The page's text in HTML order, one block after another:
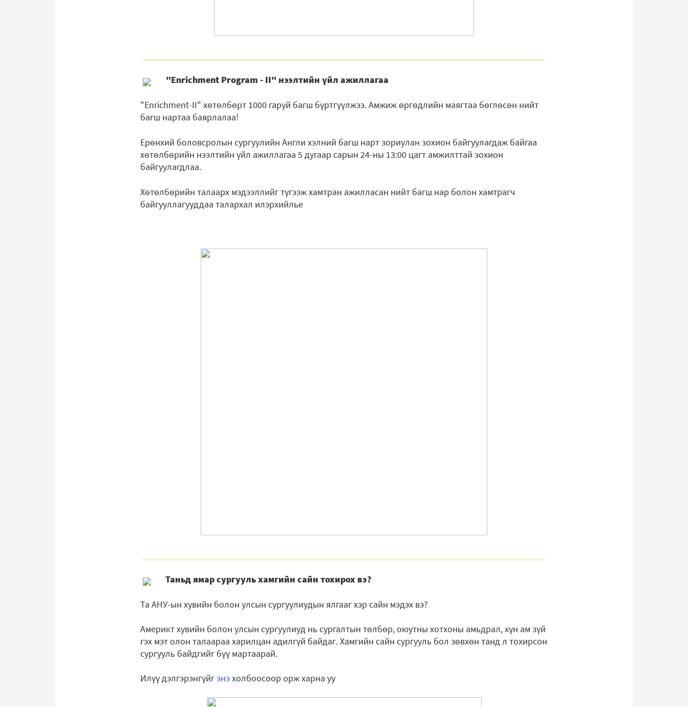
"Enrichment Program - II" нээлтийн үйл ажиллагаа
"Enrichment-II" хөтөлбөрт 1000 гаруй багш бүртгүүлжээ. Амжиж өргөдлийн маягтаа бөглөсөн нийт
багш нартаа баярлалаа!
Ерөнхий боловсролын сургуулийн Англи хэлний багш нарт зориулан зохион байгуулагдаж байгаа
хөтөлбөрийн нээлтийн үйл ажиллагаа 5 дугаар сарын 24-ны 13:00 цагт амжилттай зохион
байгуулагдлаа.
Хөтөлбөрийн талаарх мэдээллийг түгээж хамтран ажилласан нийт багш нар болон хамтрагч
байгууллагууддаа талархал илэрхийлье
Таньд ямар сургууль хамгийн сайн тохирох вэ?
Та АНУ-ын хувийн болон улсын сургуулиудын ялгааг хэр сайн мэдэх вэ?
Америкт хувийн болон улсын сургуулиуд нь сургалтын төлбөр, оюутны хотхоны амьдрал, хүн ам зүй
гэх мэт олон талаараа харилцан адилгүй байдаг. Хамгийн сайн сургууль бол зөвхөн танд л тохирсон
сургууль байдгийг бүү мартаарай.
Илүү дэлгэрэнгүйгэнэхолбоосоор орж харна уу